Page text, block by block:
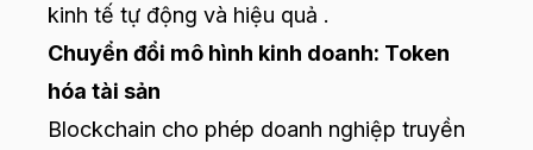
kinh tế tự động và hiệu quả .
Chuyển đổi mô hình kinh doanh: Token
hóa tài sản
Blockchain cho phép doanh nghiệp truyền